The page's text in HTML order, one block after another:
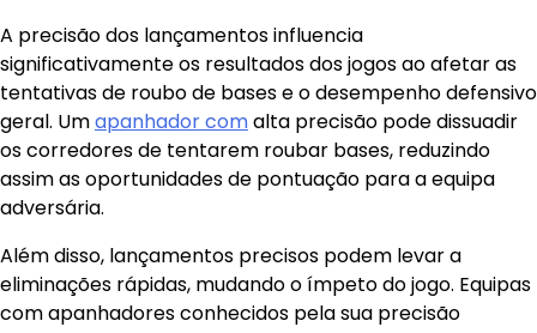
A precisão dos lançamentos influencia
significativamente os resultados dos jogos ao afetar as
tentativas de roubo de bases e o desempenho defensivo
geral. Umapanhador comalta precisão pode dissuadir
os corredores de tentarem roubar bases, reduzindo
assim as oportunidades de pontuação para a equipa
adversária.
Além disso, lançamentos precisos podem levar a
eliminações rápidas, mudando o ímpeto do jogo. Equipas
com apanhadores conhecidos pela sua precisão